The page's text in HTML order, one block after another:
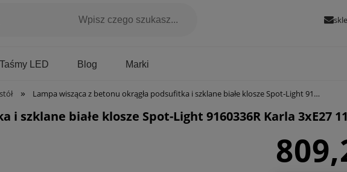
Blog
Taśmy LED Marki
» Lampa wisząca z betonu okrągła podsufitka i szklane białe klosze Spot-Light 9160336R Karla 3xE27 110cm x 32cm
szklane białe klosze Spot-Light 9160336R Karla 3xE27